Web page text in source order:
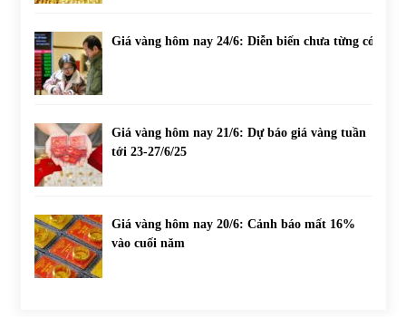
Giá vàng hôm nay 24/6: Diễn biến chưa từng có
Giá vàng hôm nay 21/6: Dự báo giá vàng tuần
tới 23-27/6/25
Giá vàng hôm nay 20/6: Cảnh báo mất 16%
vào cuối năm